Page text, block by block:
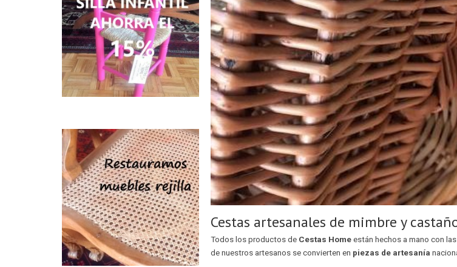
Cestas artesanales de mimbre y
Todos los productos de Cestas Homeestán hechos a mano con
de nuestros artesanos se convierten en piezas de artesanía